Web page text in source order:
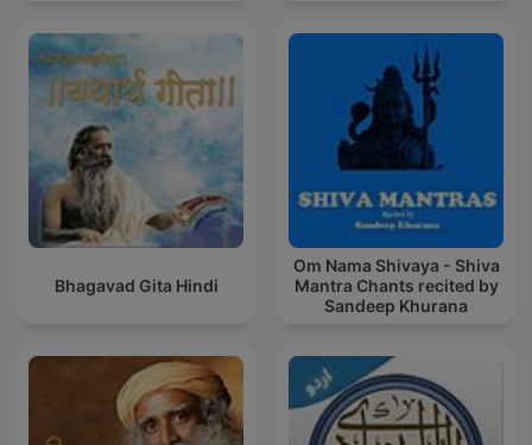
Bhagavad Gita Hindi
Om Nama Shivaya - Shiva
Mantra Chants recited by
Sandeep Khurana